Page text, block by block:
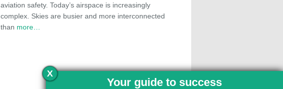
aviation safety. Today’s airspace is increasingly
complex. Skies are busier and more interconnected
than more…
X
Your guide to success